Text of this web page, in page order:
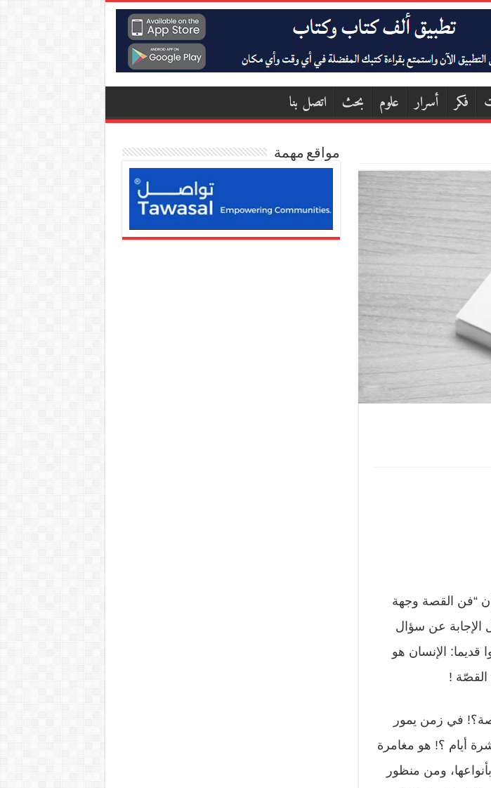
فكر أسرار علوم بحث اتصل بنا
“فن القصة وجهة
الإجابة عن سؤال
الإنسان هو
القصّة !
في زمن يمور
أيام ؟! هو مغامرة
ومن منظور
مواقع مهمة